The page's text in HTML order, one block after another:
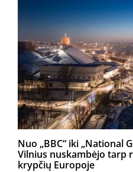
Nuo „BBC“ iki „National
Vilnius nuskambėjo tarp
krypčių Europoje